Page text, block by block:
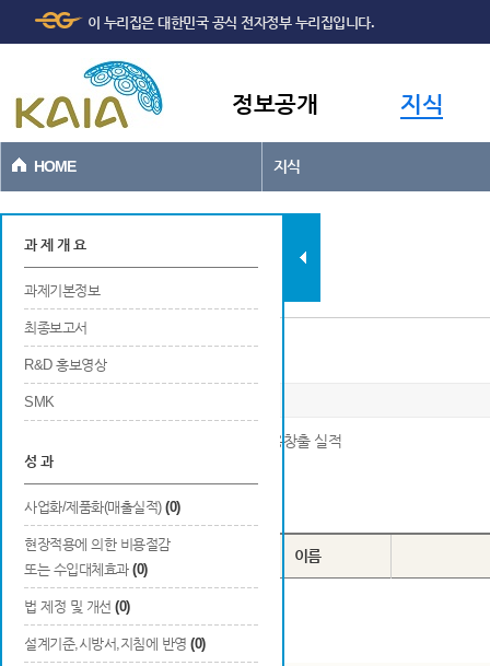
본문바로가기
이 누리집은 대한민국 공식 전자정부 누리집입니다.
정보공개 지식
HOME 지식
과제현황
과 제 개 요
과제기본정보
최종보고서
R&D 홍보영상
SMK
성 과
사업화/제품화(매출실적) (0)
현장적용에 의한 비용절감
또는 수입대체효과 (0)
법 제정 및 개선 (0)
설계기준,시방서,지침에 반영 (0)
일자리창출
※ 연구개발 및 사업화를 위한 연구기관의 고용창출 실적
Total0건
번호 구분 이름